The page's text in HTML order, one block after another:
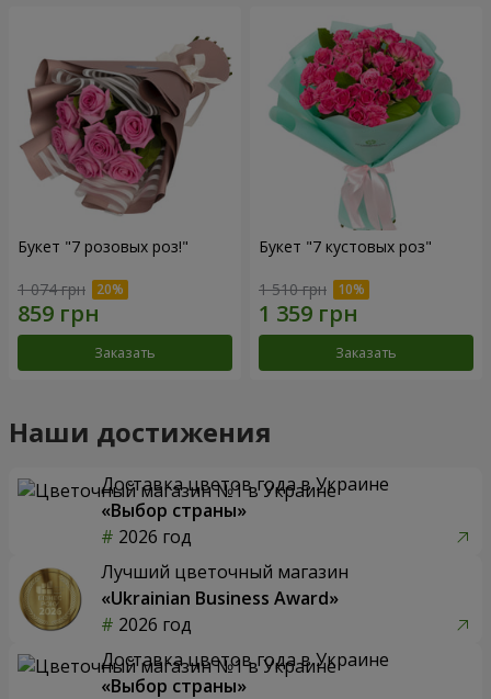
Букет "7 розовых роз!"
1 074 грн
Заказать
Букет "7 кустовых роз"
1 510 грн
Заказать
Наши достижения
Доставка цветов года в Украине
«Выбор страны»
2026 год
Лучший цветочный магазин
«Ukrainian Business Award»
2026 год
Доставка цветов года в Украине
«Выбор страны»